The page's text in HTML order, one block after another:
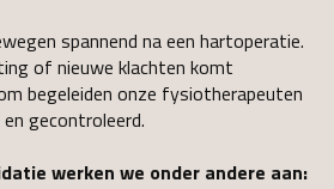
spannend na een hartoperatie.
of nieuwe klachten komt
begeleiden onze fysiotherapeuten
gecontroleerd.
werken we onder andere aan: